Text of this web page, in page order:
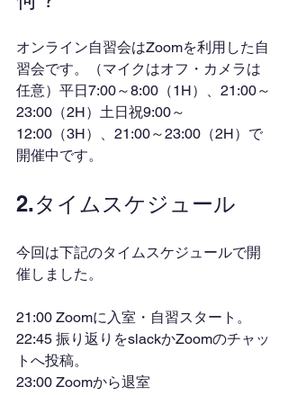
オンライン自習会はZoomを利用した自
習会です。（マイクはオフ・カメラは
任意）平日7:00～8:00（1H）、21:00～
23:00（2H）土日祝9:00～
12:00（3H）、21:00～23:00（2H）で
開催中です。
2.タイムスケジュール
今回は下記のタイムスケジュールで開
催しました。
21:00 Zoomに入室・自習スタート。
22:45 振り返りをslackかZoomのチャッ
トへ投稿。
23:00 Zoomから退室